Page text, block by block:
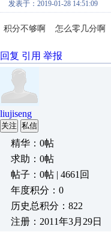
发表于：2019-01-28 14:51:09
积分不够啊 怎么零几分啊
回复 引用 举报
liujiseng
关注 私信
精华：0帖
求助：0帖
帖子：0帖 | 4661回
年度积分：0
历史总积分：822
注册：2011年3月29日